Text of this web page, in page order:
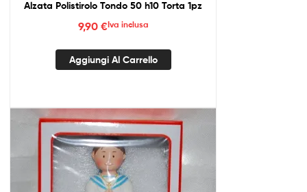
Alzata Polistirolo Tondo 50 h10 Torta 1pz
9,90 €Iva inclusa
Aggiungi Al Carrello